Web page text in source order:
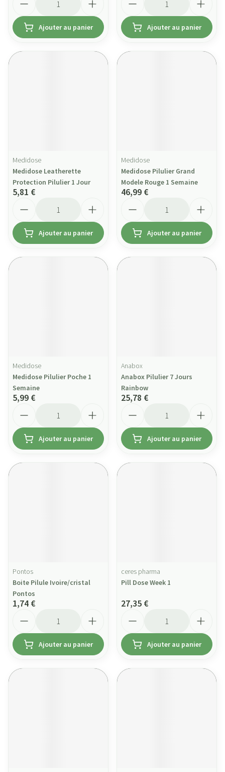
Ajouter au panier Ajouter au panier
Medidose
Medidose Leatherette
Protection Pilulier 1 Jour
5,81 €
Ajouter au panier
Medidose
Medidose Pilulier Grand
Modele Rouge 1 Semaine
46,99 €
Ajouter au panier
Medidose
Medidose Pilulier Poche 1
Semaine
5,99 €
Ajouter au panier
Anabox
Anabox Pilulier 7 Jours
Rainbow
25,78 €
Ajouter au panier
Pontos
Boite Pilule Ivoire/cristal
Pontos
1,74 €
Ajouter au panier
ceres pharma
Pill Dose Week 1
27,35 €
Ajouter au panier